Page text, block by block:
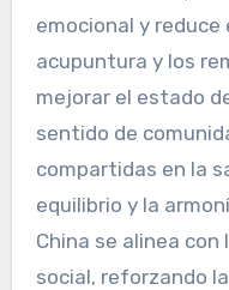
emocional y reduce
acupuntura y los
mejorar el estado
sentido de
compartidas en la
equilibrio y la
China se alinea
social, reforzando